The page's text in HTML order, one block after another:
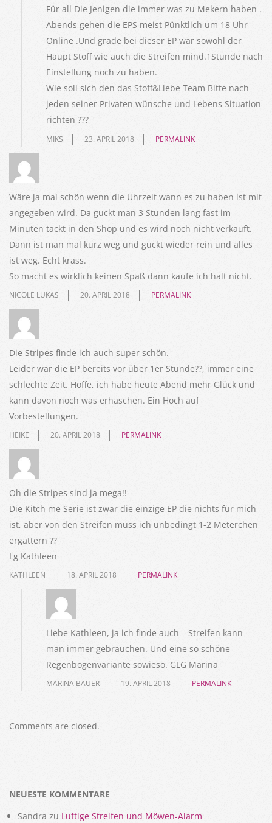
Für all Die Jenigen die immer was zu Mekern haben .
Abends gehen die EPS meist Pünktlich um 18 Uhr
Online .Und grade bei dieser EP war sowohl der
Haupt Stoff wie auch die Streifen mind.1Stunde nach
Einstellung noch zu haben.
Wie soll sich den das Stoff&Liebe Team Bitte nach
jeden seiner Privaten wünsche und Lebens Situation
richten ???
MIKS 23. APRIL 2018 PERMALINK
Wäre ja mal schön wenn die Uhrzeit wann es zu haben ist mit
angegeben wird. Da guckt man 3 Stunden lang fast im
Minuten tackt in den Shop und es wird noch nicht verkauft.
Dann ist man mal kurz weg und guckt wieder rein und alles
ist weg. Echt krass.
So macht es wirklich keinen Spaß dann kaufe ich halt nicht.
NICOLE LUKAS 20. APRIL 2018 PERMALINK
Die Stripes finde ich auch super schön.
Leider war die EP bereits vor über 1er Stunde??, immer eine
schlechte Zeit. Hoffe, ich habe heute Abend mehr Glück und
kann davon noch was erhaschen. Ein Hoch auf
Vorbestellungen.
HEIKE 20. APRIL 2018 PERMALINK
Oh die Stripes sind ja mega!!
Die Kitch me Serie ist zwar die einzige EP die nichts für mich
ist, aber von den Streifen muss ich unbedingt 1-2 Meterchen
ergattern ??
Lg Kathleen
KATHLEEN 18. APRIL 2018 PERMALINK
Liebe Kathleen, ja ich finde auch – Streifen kann
man immer gebrauchen. Und eine so schöne
Regenbogenvariante sowieso. GLG Marina
MARINA BAUER 19. APRIL 2018 PERMALINK
Comments are closed.
NEUESTE KOMMENTARE
Sandra zu Luftige Streifen und Möwen-Alarm